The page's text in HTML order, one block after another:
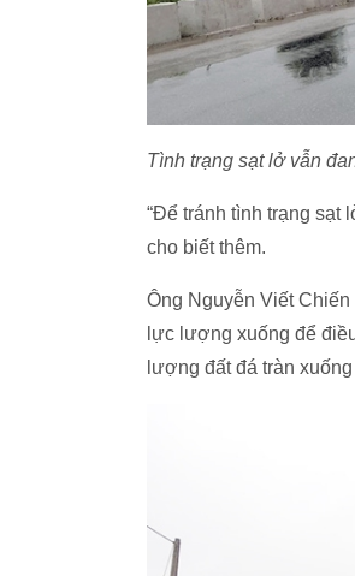
Tình trạng sạt lở vẫn
“Để tránh tình trạng sạt
cho biết thêm.
Ông Nguyễn Viết
lực lượng xuống để
lượng đất đá tràn